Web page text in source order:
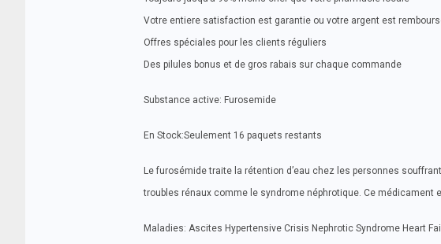
Votre entiere satisfaction est garantie ou votre argent est
Offres spéciales pour les clients réguliers
Des pilules bonus et de gros rabais sur chaque commande
Substance active: Furosemide
En Stock:Seulement 16 paquets restants
Le furosémide traite la rétention d’eau chez les personnes
troubles rénaux comme le syndrome néphrotique. Ce
Maladies: Ascites Hypertensive Crisis Nephrotic Syndrome Heart